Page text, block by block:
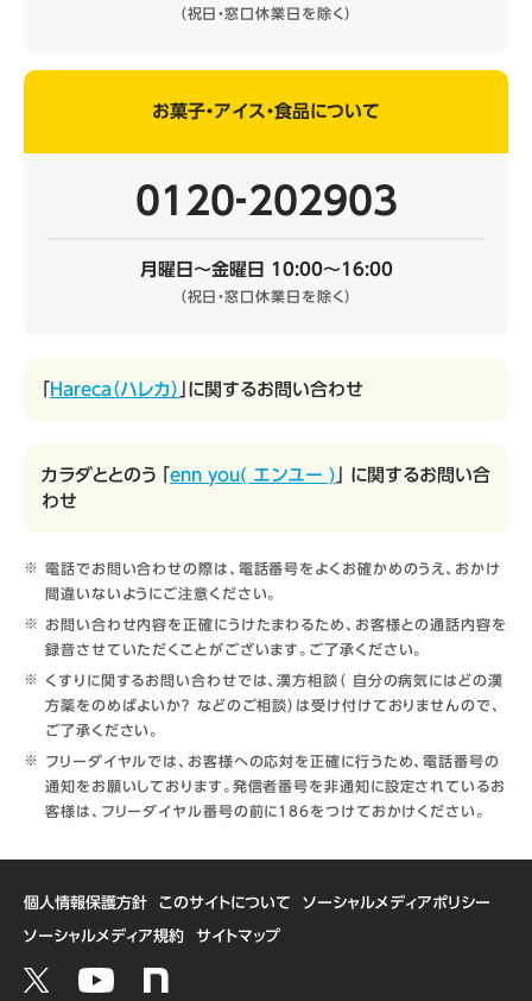
（祝日・窓口休業日を除く）
お菓子・アイス・食品について
0120‐202903
月曜日～金曜日 10:00～16:00
（祝日・窓口休業日を除く）
Hareca（ハレカ） 」に関するお問い合わせ
カラダととのう 「 enn you( エンユー ) 」 に関するお問い合
わせ
電話でお問い合わせの際は、電話番号をよくお確かめのうえ、おかけ
間違いないようにご注意ください。
お問い合わせ内容を正確にうけたまわるため、お客様との通話内容を
録音させていただくことがございます。ご了承ください。
くすりに関するお問い合わせでは、漢方相談（ 自分の病気にはどの漢
方薬をのめばよいか？ などのご相談）は受け付けておりませんので、
ご了承ください。
フリーダイヤルでは、お客様への応対を正確に行うため、電話番号の
通知をお願いしております。発信者番号を非通知に設定されているお
客様は、フリーダイヤル番号の前に186をつけておかけください。
個人情報保護方針 このサイトについて ソーシャルメディアポリシー
ソーシャルメディア規約 サイトマップ